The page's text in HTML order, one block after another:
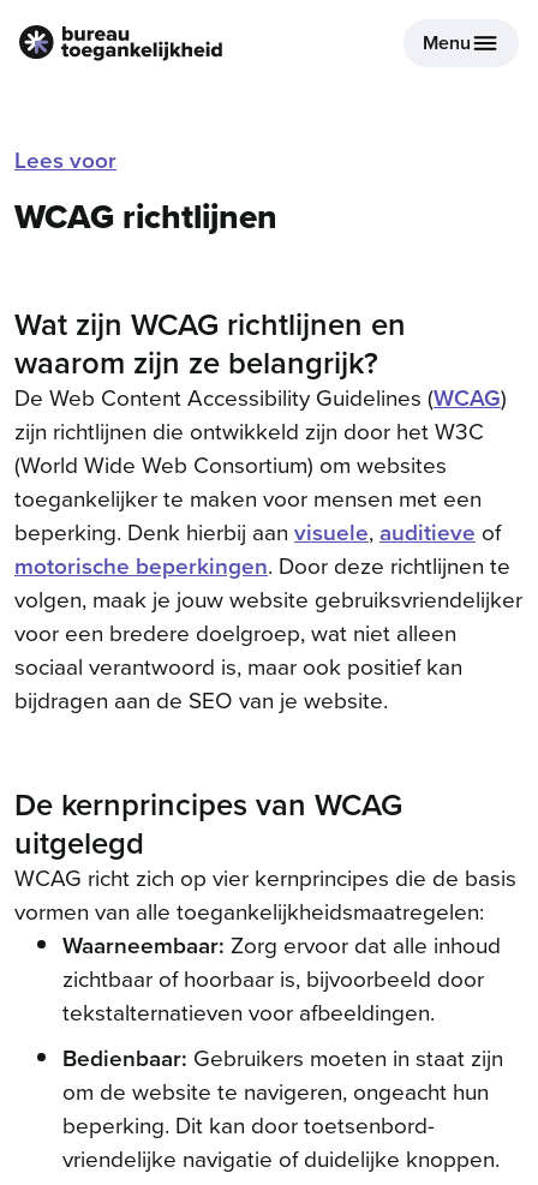
Menu
Lees voor
WCAG richtlijnen
Wat zijn WCAG richtlijnen en
waarom zijn ze belangrijk?
De Web Content Accessibility Guidelines (WCAG)
zijn richtlijnen die ontwikkeld zijn door het W3C
(World Wide Web Consortium) om websites
toegankelijker te maken voor mensen met een
beperking. Denk hierbij aan visuele,auditieve of
motorische beperkingen. Door deze richtlijnen te
volgen, maak je jouw website gebruiksvriendelijker
voor een bredere doelgroep, wat niet alleen
sociaal verantwoord is, maar ook positief kan
bijdragen aan de SEO van je website.
De kernprincipes van WCAG
uitgelegd
WCAG richt zich op vier kernprincipes die de basis
vormen van alle toegankelijkheidsmaatregelen:
Waarneembaar: Zorg ervoor dat alle inhoud
zichtbaar of hoorbaar is, bijvoorbeeld door
tekstalternatieven voor afbeeldingen.
Bedienbaar: Gebruikers moeten in staat zijn
om de website te navigeren, ongeacht hun
beperking. Dit kan door toetsenbord-
vriendelijke navigatie of duidelijke knoppen.